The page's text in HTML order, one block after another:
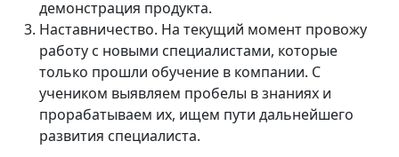
демонстрация продукта.
Наставничество. На текущий момент провожу
работу с новыми специалистами, которые
только прошли обучение в компании. С
учеником выявляем пробелы в знаниях и
прорабатываем их, ищем пути дальнейшего
развития специалиста.